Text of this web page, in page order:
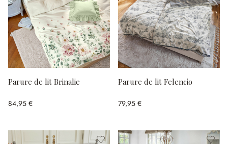
Parure de lit Brinalie
84,95 €
Parure de lit Felencio
79,95 €